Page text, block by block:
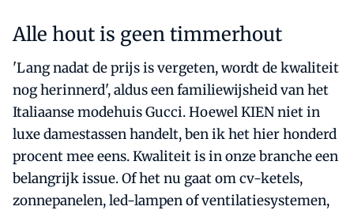
Alle hout is geen timmerhout
'Lang nadat de prijs is vergeten, wordt de kwaliteit
nog herinnerd', aldus een familiewijsheid van het
Italiaanse modehuis Gucci. Hoewel KIEN niet in
luxe damestassen handelt, ben ik het hier honderd
procent mee eens. Kwaliteit is in onze branche een
belangrijk issue. Of het nu gaat om cv-ketels,
zonnepanelen, led-lampen of ventilatiesystemen,